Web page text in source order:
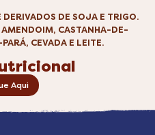
DE SOJA E TRIGO.
CASTANHA-DE-
CEVADA E LEITE.
Aqui